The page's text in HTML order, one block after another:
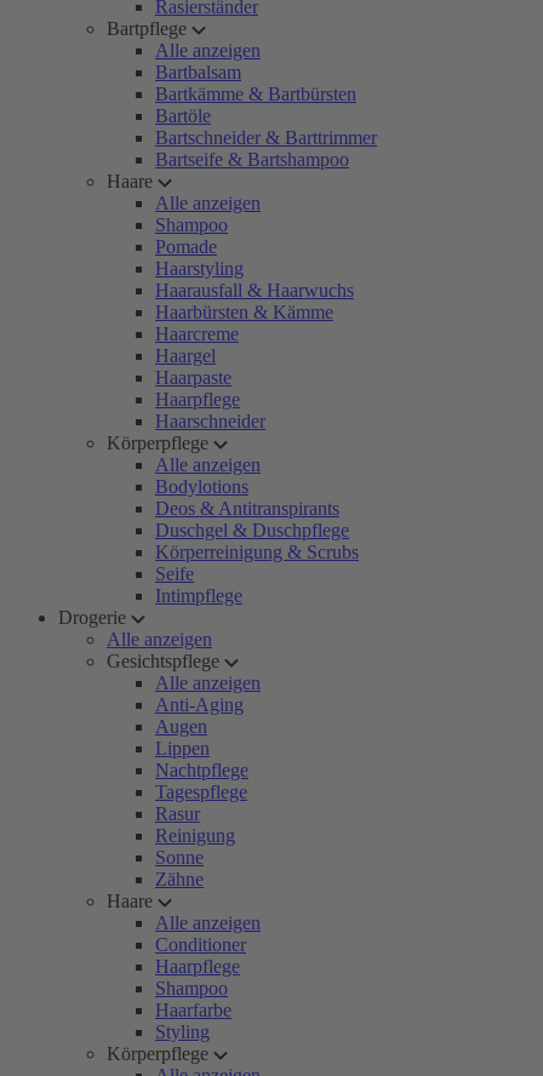
Rasierständer
Bartpflege
Alle anzeigen
Bartbalsam
Bartkämme & Bartbürsten
Bartöle
Bartschneider & Barttrimmer
Bartseife & Bartshampoo
Haare
Alle anzeigen
Shampoo
Pomade
Haarstyling
Haarausfall & Haarwuchs
Haarbürsten & Kämme
Haarcreme
Haargel
Haarpaste
Haarpflege
Haarschneider
Körperpflege
Alle anzeigen
Bodylotions
Deos & Antitranspirants
Duschgel & Duschpflege
Körperreinigung & Scrubs
Seife
Intimpflege
Drogerie
Alle anzeigen
Gesichtspflege
Alle anzeigen
Anti-Aging
Augen
Lippen
Nachtpflege
Tagespflege
Rasur
Reinigung
Sonne
Zähne
Haare
Alle anzeigen
Conditioner
Haarpflege
Shampoo
Haarfarbe
Styling
Körperpflege